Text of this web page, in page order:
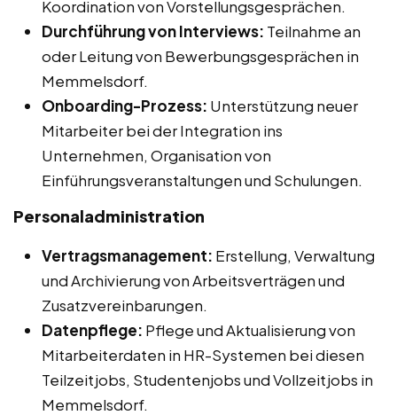
Koordination von Vorstellungsgesprächen.
Durchführung von Interviews: Teilnahme an
oder Leitung von Bewerbungsgesprächen in
Memmelsdorf.
Onboarding-Prozess: Unterstützung neuer
Mitarbeiter bei der Integration ins
Unternehmen, Organisation von
Einführungsveranstaltungen und Schulungen.
Personaladministration
Vertragsmanagement: Erstellung, Verwaltung
und Archivierung von Arbeitsverträgen und
Zusatzvereinbarungen.
Datenpflege: Pflege und Aktualisierung von
Mitarbeiterdaten in HR-Systemen bei diesen
Teilzeitjobs, Studentenjobs und Vollzeitjobs in
Memmelsdorf.